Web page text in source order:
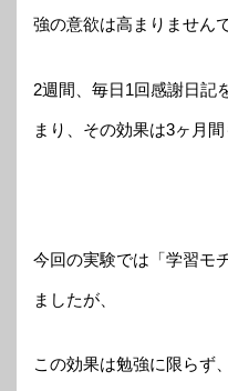
強の意欲は高まりません
2週間、毎日1回感謝日記
まり、その効果は3ヶ月間
今回の実験では「学習モ
ましたが、
この効果は勉強に限らず